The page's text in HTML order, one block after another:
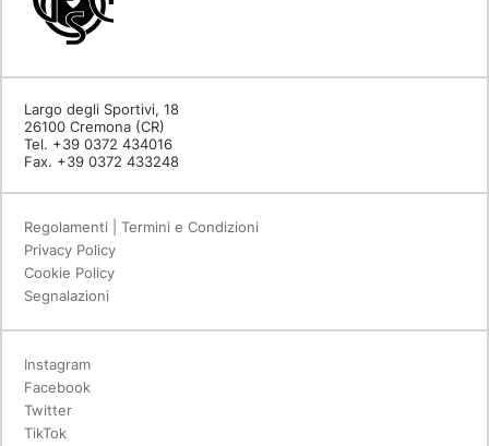
Largo degli Sportivi, 18
26100 Cremona (CR)
Tel. +39 0372 434016
Fax. +39 0372 433248
Regolamenti | Termini e Condizioni
Privacy Policy
Cookie Policy
Segnalazioni
Instagram
Facebook
Twitter
TikTok